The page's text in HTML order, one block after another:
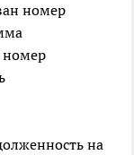
номер
номер
на